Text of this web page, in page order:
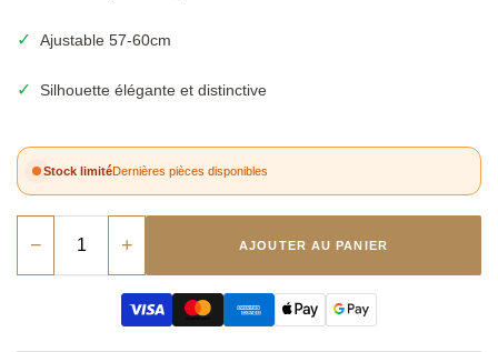
✓ Ajustable 57-60cm
✓ Silhouette élégante et distinctive
Stock limitéDernières pièces disponibles
− + AJOUTER AU PANIER